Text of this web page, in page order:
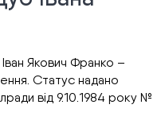
Якович Франко –
Статус надано
від 9.10.1984 року №